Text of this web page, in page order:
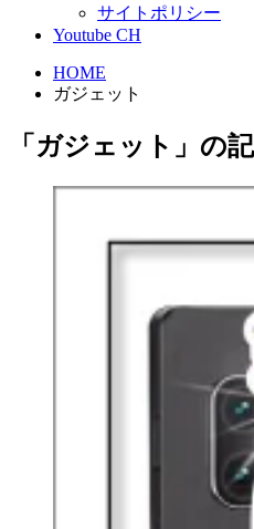
サイトポリシー
Youtube CH
HOME
ガジェット
「ガジェット」の